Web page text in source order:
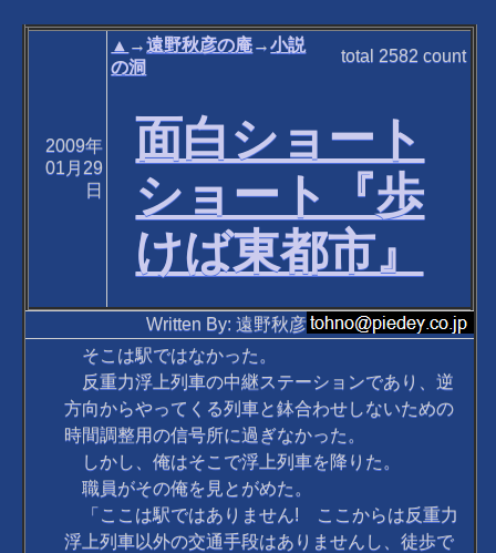
2009年
01月29
日
▲ →遠野秋彦の庵→小説
の洞
total 2582 count
面白ショート
ショート『歩
けば東都市』
Written By: 遠野秋彦
そこは駅ではなかった。
反重力浮上列車の中継ステーションであり、逆
方向からやってくる列車と鉢合わせしないための
時間調整用の信号所に過ぎなかった。
しかし、俺はそこで浮上列車を降りた。
職員がその俺を見とがめた。
「ここは駅ではありません! ここからは反重力
浮上列車以外の交通手段はありませんし、徒歩で